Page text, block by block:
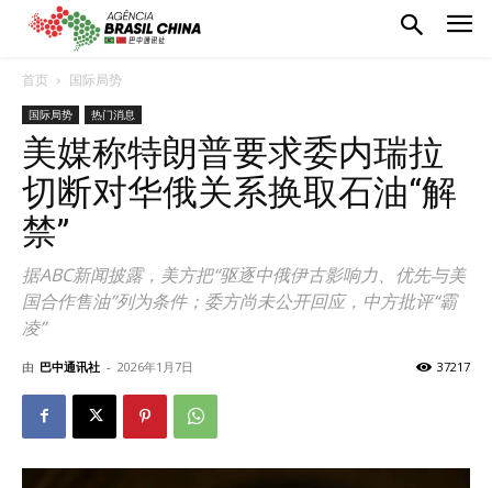
首页 国际局势
国际局势 热门消息
美媒称特朗普要求委内瑞拉
切断对华俄关系换取石油“解
禁”
据ABC新闻披露，美方把“驱逐中俄伊古影响力、优先与美
国合作售油”列为条件；委方尚未公开回应，中方批评“霸
凌”
由 巴中通讯社 - 2026年1月7日 37217